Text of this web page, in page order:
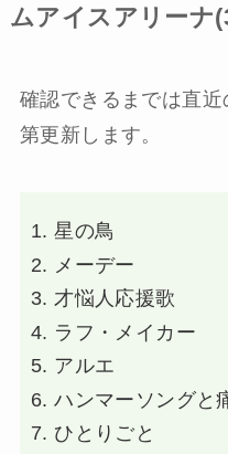
ムアイスアリーナ
確認できるまでは直
第更新します。
星の鳥
メーデー
才悩人応援歌
ラフ・メイカー
アルエ
ハンマーソングと
ひとりごと